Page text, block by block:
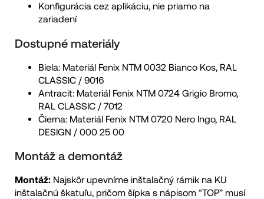
Konfigurácia cez aplikáciu, nie priamo na
zariadení
Dostupné materiály
Biela: Materiál Fenix NTM 0032 Bianco Kos, RAL
CLASSIC / 9016
Antracit: Materiál Fenix NTM 0724 Grigio Bromo,
RAL CLASSIC / 7012
Čierna: Materiál Fenix NTM 0720 Nero Ingo, RAL
DESIGN / 000 25 00
Montáž a demontáž
Montáž: Najskôr upevníme inštalačný rámik na KU
inštalačnú škatuľu, pričom šípka s nápisom “TOP” musí